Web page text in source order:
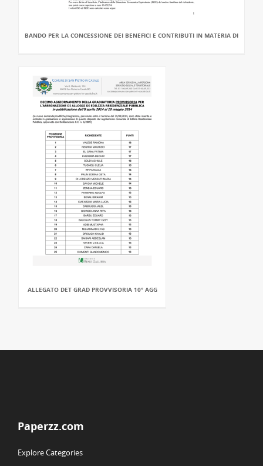
BANDO PER LA CONCESSIONE DEI BENEFICI E CONTRIBUTI IN MATERIA DI
ALLEGATO DET GRAD PROVVISORIA 10° AGG
Paperzz.com
Explore Categories